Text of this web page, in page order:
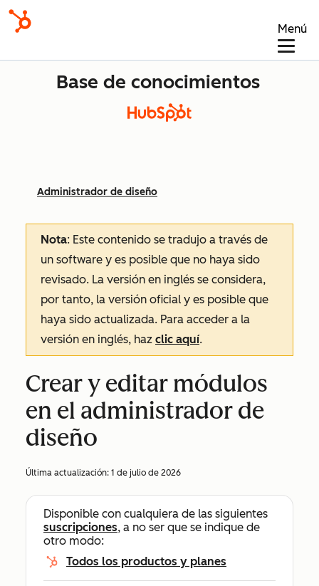
Menú
Base de conocimientos
Administrador de diseño
Nota: Este contenido se tradujo a través de
un software y es posible que no haya sido
revisado. La versión en inglés se considera,
por tanto, la versión oficial y es posible que
haya sido actualizada. Para acceder a la
versión en inglés, haz clic aquí.
Crear y editar módulos
en el administrador de
diseño
Última actualización: 1 de julio de 2026
Disponible con cualquiera de las siguientes
suscripciones, a no ser que se indique de
otro modo:
Todos los productos y planes